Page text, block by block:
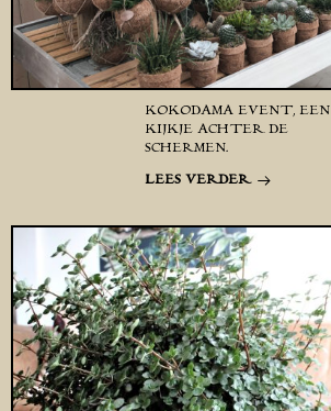
KOKODAMA EVENT, EEN
KIJKJE ACHTER DE
SCHERMEN.
LEES VERDER